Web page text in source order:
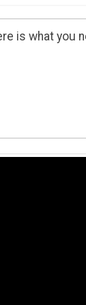
is what you